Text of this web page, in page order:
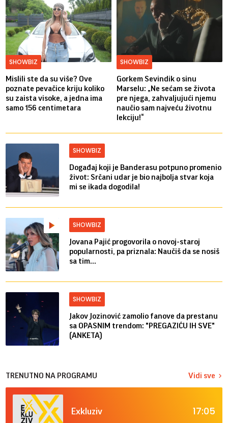
SHOWBIZ
Mislili ste da su više? Ove
poznate pevačice kriju koliko
su zaista visoke, a jedna ima
samo 156 centimetara
SHOWBIZ
Gorkem Sevindik o sinu
Marselu: „Ne sećam se života
pre njega, zahvaljujući njemu
naučio sam najveću životnu
lekciju!“
SHOWBIZ
Događaj koji je Banderasu potpuno promenio
život: Srčani udar je bio najbolja stvar koja
mi se ikada dogodila!
SHOWBIZ
Jovana Pajić progovorila o novoj-staroj
popularnosti, pa priznala: Naučiš da se nosiš
sa tim...
SHOWBIZ
Jakov Jozinović zamolio fanove da prestanu
sa OPASNIM trendom: "PREGAZIĆU IH SVE"
(ANKETA)
TRENUTNO NA PROGRAMU Vidi sve
Exkluziv 17:05